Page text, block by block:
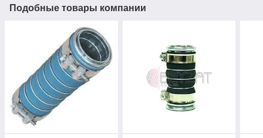
Подобные товары компании